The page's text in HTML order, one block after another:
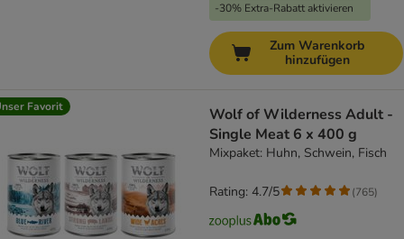
-30% Extra-Rabatt aktivieren
Zum Warenkorb
hinzufügen
Favorit
Wolf of Wilderness Adult -
Single Meat 6 x 400 g
Mixpaket: Huhn, Schwein, Fisch
Rating: 4.7/5 (765)